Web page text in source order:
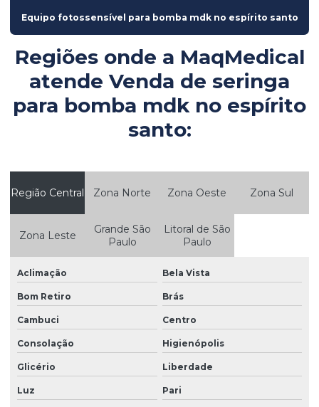
Consultoria em engenharia hospitalar
Consultoria em parque tecnológico hospitalar
Controle de equipamentos médicos
Controle patrimonial de equipamentos médicos
Empresa de produtos medicos hospitalares
Empresas de equipamentos médicos
Empresas de equipamentos medicos hospitalares
Engenharia clínica para clínicas médicas
Engenharia clínica especializada
Engenharia clínica para hospitais
Engenharia clínica hospitalar
Equipamentos médicos
Equipo fotossensível para bomba mdk no espírito santo
Regiões onde a MaqMedical
atende Venda de seringa
para bomba mdk no espírito
santo:
Região Central Zona Norte Zona Oeste Zona Sul
Zona Leste
Grande São
Paulo
Litoral de São
Paulo
Aclimação Bela Vista
Bom Retiro Brás
Cambuci Centro
Consolação Higienópolis
Glicério Liberdade
Luz Pari